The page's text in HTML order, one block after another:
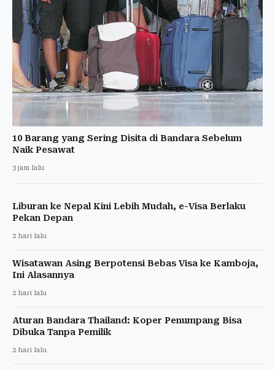
10 Barang yang Sering Disita di Bandara Sebelum
Naik Pesawat
3 jam lalu
Liburan ke Nepal Kini Lebih Mudah, e-Visa Berlaku
Pekan Depan
2 hari lalu
Wisatawan Asing Berpotensi Bebas Visa ke Kamboja,
Ini Alasannya
2 hari lalu
Aturan Bandara Thailand: Koper Penumpang Bisa
Dibuka Tanpa Pemilik
2 hari lalu